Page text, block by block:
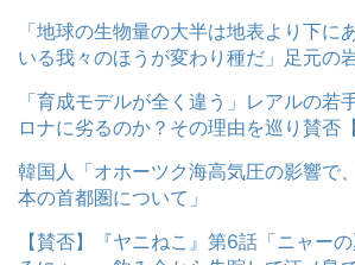
「地球の生物量の大半は地表より下に
いる我々のほうが変わり種だ」足元の
「育成モデルが全く違う」レアルの若
ロナに劣るのか？その理由を巡り賛否
韓国人「オホーツク海高気圧の影響で
本の首都圏について」
【賛否】『ヤニねこ』第6話「ニャー